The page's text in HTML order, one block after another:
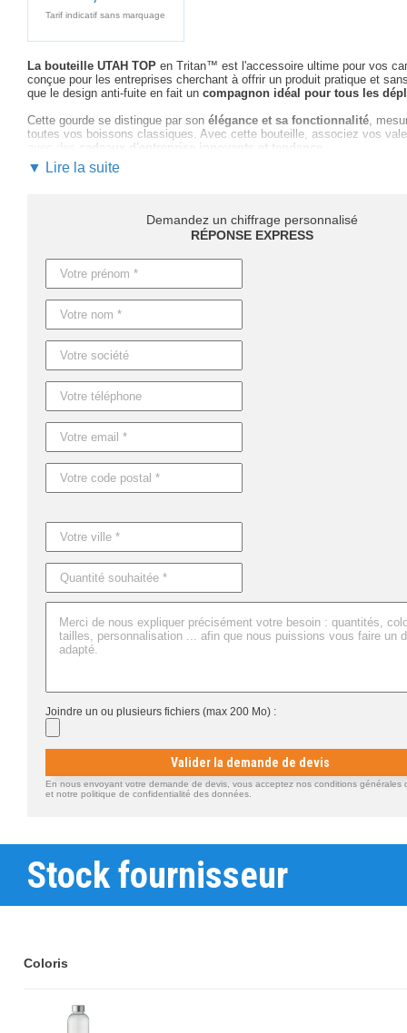
Tarif indicatif sans marquage
La bouteille UTAH TOP en Tritan™ est l'accessoire ultime pour vos
conçue pour les entreprises cherchant à offrir un produit pratique et
que le design anti-fuite en fait un compagnon idéal pour tous les
Cette gourde se distingue par son élégance et sa fonctionnalité ,
toutes vos boissons classiques. Avec cette bouteille, associez vos
avec des
cadeaux d'entreprise innovants et tendance
Notre équipe d'experts
Les délais de production varient selon vos besoins :4 jours ouvrables
. Pour les urgences, uneproduction express
Ne passez pas à côté de l'opportunité de renforcer votre image avec la
comment cet article peut devenir un pilier de votre stratégie marketing.
Caractéristiques du produit :
Référence : MO6680
Nom : UTAH TOP
Dimensions : Ø7X27.5CM
▼ Lire la suite
Demandez un chiffrage personnalisé
RÉPONSE EXPRESS
Joindre un ou plusieurs fichiers (max 200 Mo) :
Valider la demande de devis
En nous envoyant votre demande de devis, vous acceptez nos conditions générales
et notre politique de confidentialité des données.
Stock fournisseur
Coloris